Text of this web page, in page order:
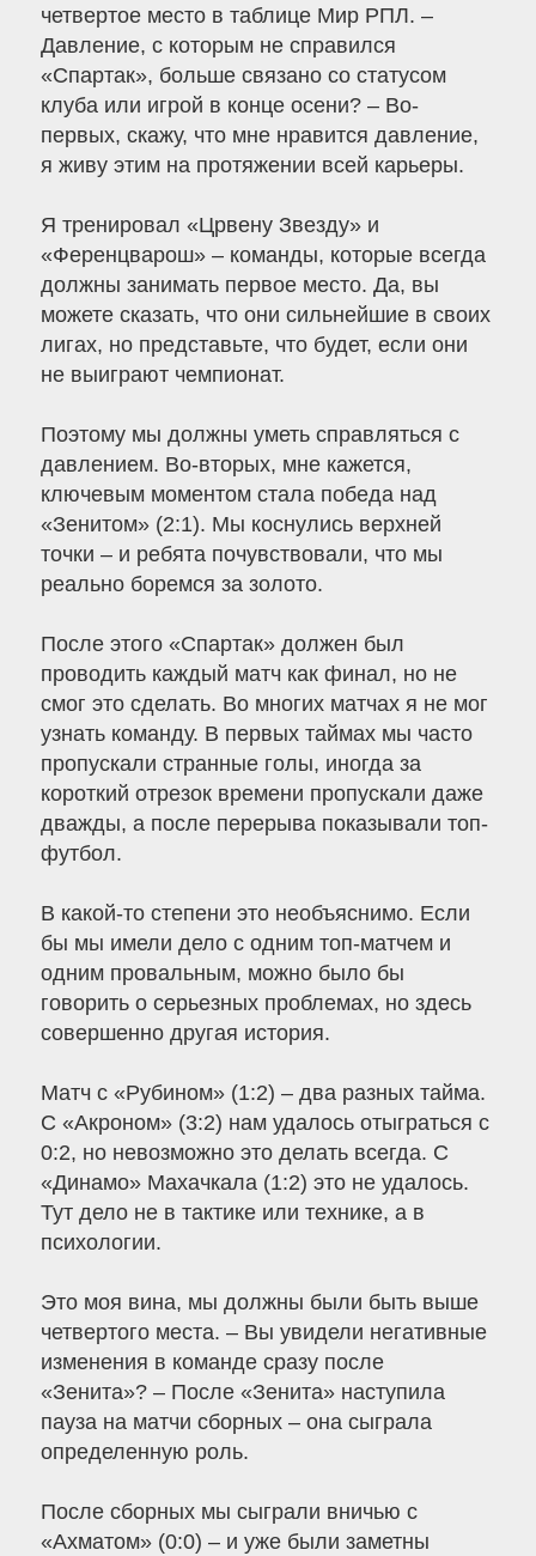
четвертое место в таблице Мир РПЛ. –
Давление, с которым не справился
«Спартак», больше связано со статусом
клуба или игрой в конце осени? – Во-
первых, скажу, что мне нравится давление,
я живу этим на протяжении всей карьеры.
Я тренировал «Црвену Звезду» и
«Ференцварош» – команды, которые всегда
должны занимать первое место. Да, вы
можете сказать, что они сильнейшие в своих
лигах, но представьте, что будет, если они
не выиграют чемпионат.
Поэтому мы должны уметь справляться с
давлением. Во-вторых, мне кажется,
ключевым моментом стала победа над
«Зенитом» (2:1). Мы коснулись верхней
точки – и ребята почувствовали, что мы
реально боремся за золото.
После этого «Спартак» должен был
проводить каждый матч как финал, но не
смог это сделать. Во многих матчах я не мог
узнать команду. В первых таймах мы часто
пропускали странные голы, иногда за
короткий отрезок времени пропускали даже
дважды, а после перерыва показывали топ-
футбол.
В какой-то степени это необъяснимо. Если
бы мы имели дело с одним топ-матчем и
одним провальным, можно было бы
говорить о серьезных проблемах, но здесь
совершенно другая история.
Матч с «Рубином» (1:2) – два разных тайма.
С «Акроном» (3:2) нам удалось отыграться с
0:2, но невозможно это делать всегда. С
«Динамо» Махачкала (1:2) это не удалось.
Тут дело не в тактике или технике, а в
психологии.
Это моя вина, мы должны были быть выше
четвертого места. – Вы увидели негативные
изменения в команде сразу после
«Зенита»? – После «Зенита» наступила
пауза на матчи сборных – она сыграла
определенную роль.
После сборных мы сыграли вничью с
«Ахматом» (0:0) – и уже были заметны